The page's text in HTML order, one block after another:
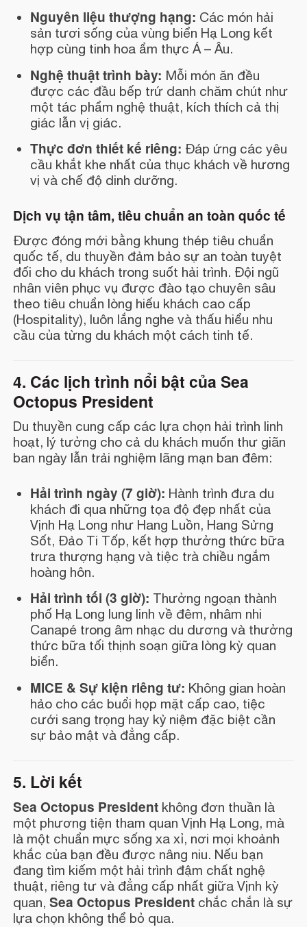
Nguyên liệu thượng hạng: Các món hải
sản tươi sống của vùng biển Hạ Long kết
hợp cùng tinh hoa ẩm thực Á – Âu.
Nghệ thuật trình bày: Mỗi món ăn đều
được các đầu bếp trứ danh chăm chút như
một tác phẩm nghệ thuật, kích thích cả thị
giác lẫn vị giác.
Thực đơn thiết kế riêng: Đáp ứng các yêu
cầu khắt khe nhất của thục khách về hương
vị và chế độ dinh dưỡng.
Dịch vụ tận tâm, tiêu chuẩn an toàn quốc tế
Được đóng mới bằng khung thép tiêu chuẩn
quốc tế, du thuyền đảm bảo sự an toàn tuyệt
đối cho du khách trong suốt hải trình. Đội ngũ
nhân viên phục vụ được đào tạo chuyên sâu
theo tiêu chuẩn lòng hiếu khách cao cấp
(Hospitality), luôn lắng nghe và thấu hiểu nhu
cầu của từng du khách một cách tinh tế.
4. Các lịch trình nổi bật của Sea
Octopus President
Du thuyền cung cấp các lựa chọn hải trình linh
hoạt, lý tưởng cho cả du khách muốn thư giãn
ban ngày lẫn trải nghiệm lãng mạn ban đêm:
Hải trình ngày (7 giờ): Hành trình đưa du
khách đi qua những tọa độ đẹp nhất của
Vịnh Hạ Long như Hang Luồn, Hang Sửng
Sốt, Đảo Ti Tốp, kết hợp thưởng thức bữa
trưa thượng hạng và tiệc trà chiều ngắm
hoàng hôn.
Hải trình tối (3 giờ): Thưởng ngoạn thành
phố Hạ Long lung linh về đêm, nhâm nhi
Canapé trong âm nhạc du dương và thưởng
thức bữa tối thịnh soạn giữa lòng kỳ quan
biển.
MICE & Sự kiện riêng tư: Không gian hoàn
hảo cho các buổi họp mặt cấp cao, tiệc
cưới sang trọng hay kỷ niệm đặc biệt cần
sự bảo mật và đẳng cấp.
5. Lời kết
Sea Octopus President không đơn thuần là
một phương tiện tham quan Vịnh Hạ Long, mà
là một chuẩn mực sống xa xỉ, nơi mọi khoảnh
khắc của bạn đều được nâng niu. Nếu bạn
đang tìm kiếm một hải trình đậm chất nghệ
thuật, riêng tư và đẳng cấp nhất giữa Vịnh kỳ
quan,Sea Octopus President chắc chắn là sự
lựa chọn không thể bỏ qua.